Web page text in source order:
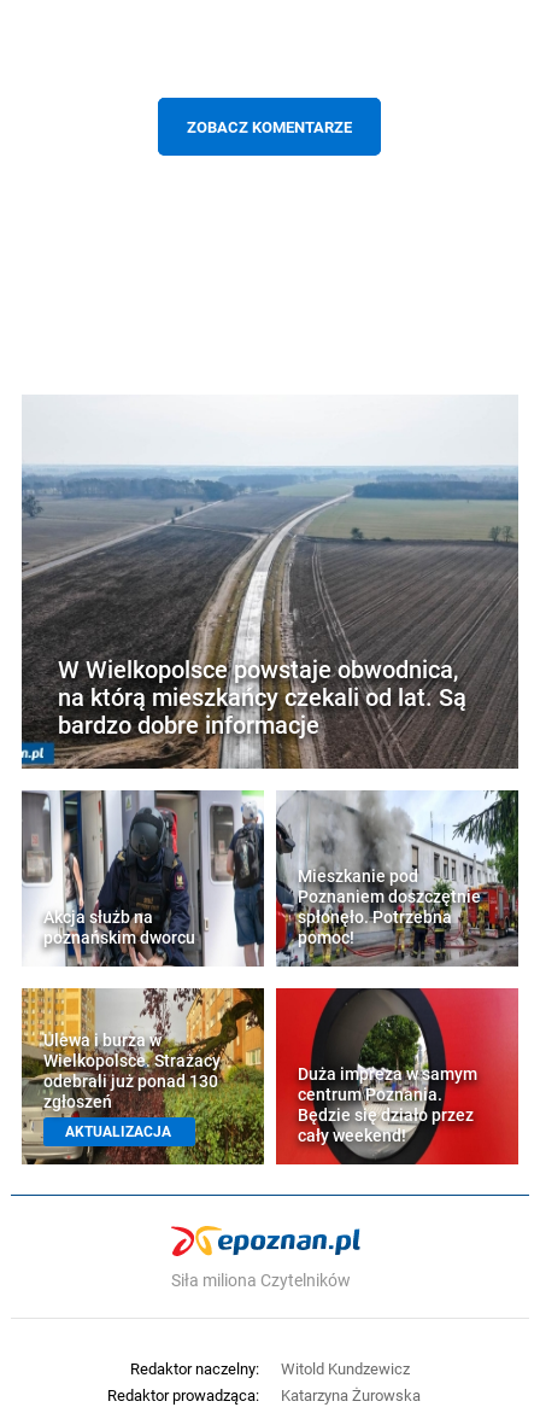
ZOBACZ KOMENTARZE
W Wielkopolsce powstaje obwodnica,
na którą mieszkańcy czekali od lat. Są
bardzo dobre informacje
Akcja służb na
poznańskim dworcu
Mieszkanie pod
Poznaniem doszczętnie
spłonęło. Potrzebna
pomoc!
Ulewa i burza w
Wielkopolsce. Strażacy
odebrali już ponad 130
zgłoszeń
AKTUALIZACJA
Duża impreza w samym
centrum Poznania.
Będzie się działo przez
cały weekend!
Siła miliona Czytelników
Redaktor naczelny:
Witold Kundzewicz
Redaktor prowadząca:
Katarzyna Żurowska